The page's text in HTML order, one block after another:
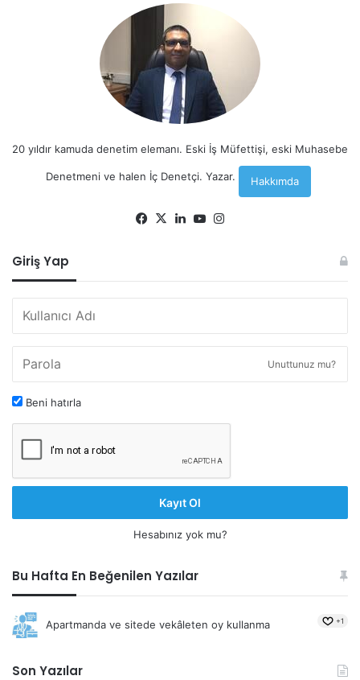
20 yıldır kamuda denetim elemanı. Eski İş Müfettişi, eski Muhasebe
Denetmeni ve halen İç Denetçi. Yazar. Hakkımda
Facebook
X LinkedInYouTube
Giriş Yap
Unuttunuz mu?
Beni hatırla
Kayıt Ol
Hesabınız yok mu?
Bu Hafta En Beğenilen Yazılar
Apartmanda ve sitede vekâleten oy kullanma +1
Son Yazılar